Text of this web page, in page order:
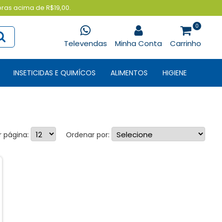
acima de R$19,00.
Televendas Minha Conta Carrinho
0
INSETICIDAS E QUIMÍCOS ALIMENTOS HIGIENE
Ordenar por:
página: